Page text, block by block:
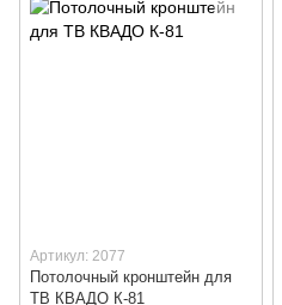
Артикул: 2077
Потолочный кронштейн для
ТВ КВАДО К-81